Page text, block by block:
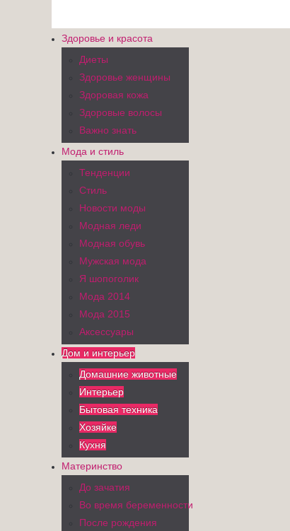
Здоровье и красота
Диеты
Здоровье женщины
Здоровая кожа
Здоровые волосы
Важно знать
Мода и стиль
Тенденции
Стиль
Новости моды
Модная леди
Модная обувь
Мужская мода
Я шопоголик
Мода 2014
Мода 2015
Аксессуары
Дом и интерьер
Домашние животные
Интерьер
Бытовая техника
Хозяйке
Кухня
Материнство
До зачатия
Во время беременности
После рождения